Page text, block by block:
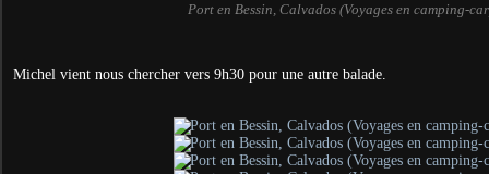
Port en Bessin, Calvados (Voyages en camping-
Michel vient nous chercher vers 9h30 pour une autre balade.